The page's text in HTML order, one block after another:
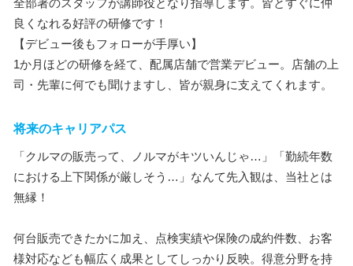
良くなれる好評の研修です！
【デビュー後もフォローが手厚い】
1か月ほどの研修を経て、配属店舗で営業デビュー。店舗の上
司・先輩に何でも聞けますし、皆が親身に支えてくれます。
将来のキャリアパス
「クルマの販売って、ノルマがキツいんじゃ…」「勤続年数
における上下関係が厳しそう…」なんて先入観は、当社とは
無縁！
何台販売できたかに加え、点検実績や保険の成約件数、お客
様対応なども幅広く成果としてしっかり反映。得意分野を持